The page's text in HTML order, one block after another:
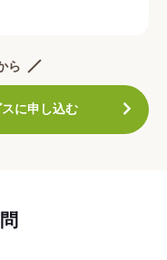
ら
に申し込む